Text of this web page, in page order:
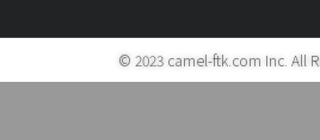
© 2023 camel-ftk.com Inc. All